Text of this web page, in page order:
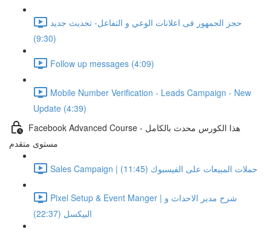
حجز الجمهور فى اعلانات الوعي و التفاعل- تحديث جديد
(9:30)
Follow up messages (4:09)
Mobile Number Verification - Leads Campaign - New
Update (4:39)
Facebook Advanced Course - هذا الكورس محدث بالكامل
مستوى متقدم
Sales Campaign | حملات المبيعات على الفيسبوك (11:45)
Pixel Setup & Event Manger | شرح مدير الاحداث و
البيكسل (22:37)